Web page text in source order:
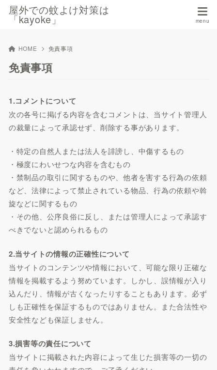
屋外での蚊よけ対策は
「kayoke」
HOME 免責事項
免責事項
1.コメントについて
次の各号に掲げる内容を含むコメントは、当サイト管理人
の裁量によって承認せず、削除する事があります。
・特定の自然人または法人を誹謗し、中傷するもの
・極度にわいせつな内容を含むもの
・禁制品の取引に関するものや、他者を害する行為の依頼
など、法律によって禁止されている物品、行為の依頼や斡
旋などに関するもの
・その他、公序良俗に反し、または管理人によって承認す
べきでないと認められるもの
2.当サイトの情報の正確性について
当サイトのコンテンツや情報において、可能な限り正確な
情報を掲載するよう努めています。しかし、誤情報が入り
込んだり、情報が古くなったりすることもあります。必ず
しも正確性を保証するものではありません。また合法性や
安全性なども保証しません。
3.損害等の責任について
当サイトに掲載された内容によって生じた損害等の一切の